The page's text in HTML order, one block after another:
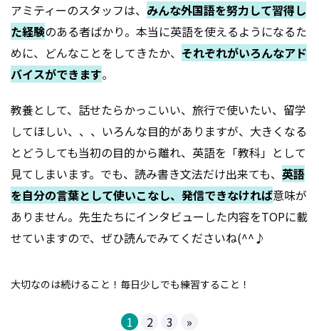
アミティーのスタッフは、 みんな外国語を努力して習得し
た経験のある者ばかり。本当に英語を使えるようになるた
めに、どんなことをしてきたか、 それぞれがいろんなアド
バイスができます。
教養として、話せたらかっこいい、旅行で使いたい、留学
してほしい、、、いろんな目的がありますが、大きくなる
とどうしても当初の目的から離れ、英語を「教科」として
見てしまいます。でも、読み書き文法だけ出来ても、 英語
を自分の言葉として使いこなし、発信できなければ意味が
ありません。先生たちにインタビューした内容をTOPに載
せていますので、ぜひ読んでみてくださいね(^^♪
大切なのは続けること！毎日少しでも練習すること！
1 2 3 »